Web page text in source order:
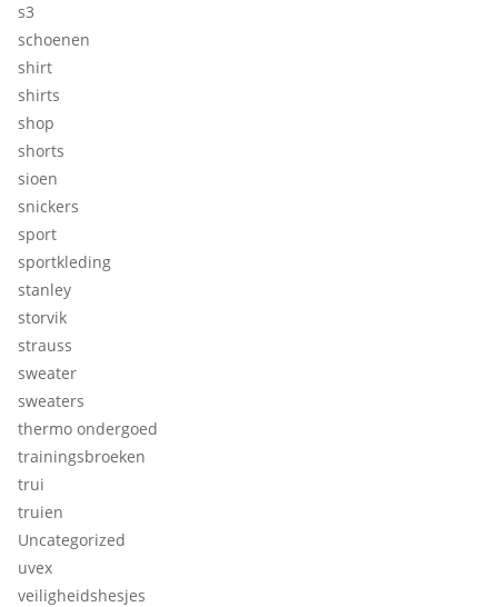
s3
schoenen
shirt
shirts
shop
shorts
sioen
snickers
sport
sportkleding
stanley
storvik
strauss
sweater
sweaters
thermo ondergoed
trainingsbroeken
trui
truien
Uncategorized
uvex
veiligheidshesjes